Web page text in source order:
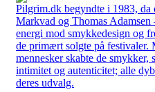
Pilgrim.dk begyndte i 1983, da
Markvad og Thomas Adamsen
energi mod smykkedesign og
de primært solgte på
mennesker skabte de smykker,
intimitet og autenticitet; alle
deres udvalg.